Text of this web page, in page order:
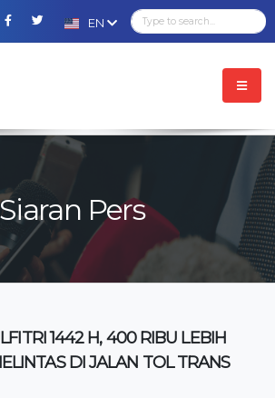
EN
Pers
1442 H, 400 RIBU LEBIH
DI JALAN TOL TRANS